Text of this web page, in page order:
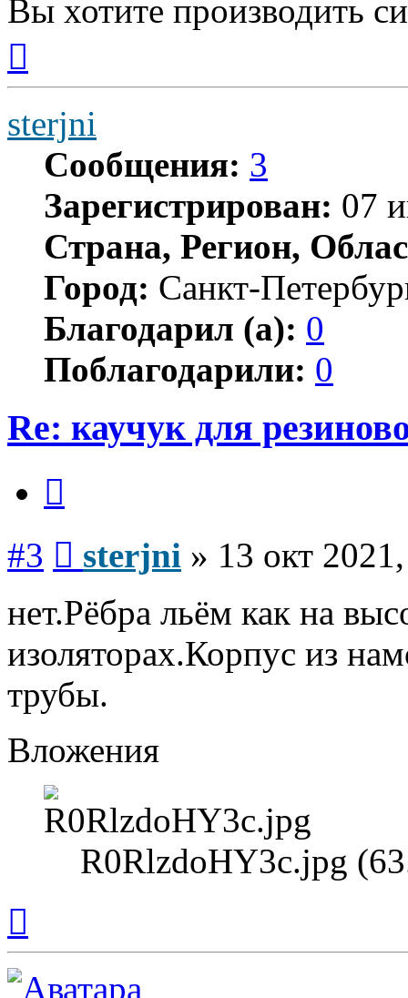
Вы хотите производить
началу
sterjni
Сообщения: 3
Зарегистрирован: 07
Страна, Регион,
Город: Санкт-
Благодарил (а): 0
Поблагодарили: 0
Re: каучук для
#3 sterjni » 13 окт
нет.Рёбра льём как на
изоляторах.Корпус из
трубы.
Вложения
R0RlzdoHY3c.jpg
началу